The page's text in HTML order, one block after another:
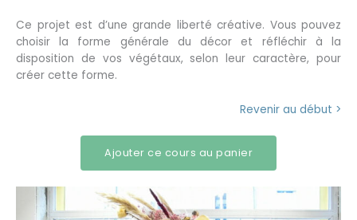
Ce projet est d’une grande liberté créative. Vous pouvez
choisir la forme générale du décor et réfléchir à la
disposition de vos végétaux, selon leur caractère, pour
créer cette forme.
Revenir au début >
Ajouter ce cours au panier